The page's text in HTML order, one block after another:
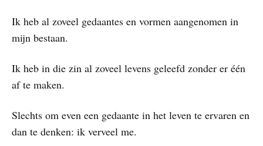
Ik heb al zoveel gedaantes en vormen aangenomen in
mijn bestaan.
Ik heb in die zin al zoveel levens geleefd zonder er één
af te maken.
Slechts om even een gedaante in het leven te ervaren en
dan te denken: ik verveel me.